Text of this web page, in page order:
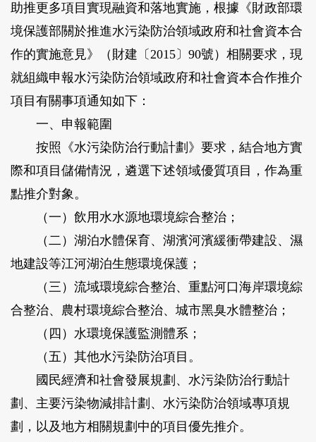
助推更多項目實現融資和落地實施，根據《財政部環
境保護部關於推進水污染防治領域政府和社會資本合
作的實施意見》（財建〔2015〕90號）相關要求，現
就組織申報水污染防治領域政府和社會資本合作推介
項目有關事項通知如下：
一、申報範圍
按照《水污染防治行動計劃》要求，結合地方實
際和項目儲備情況，遴選下述領域優質項目，作為重
點推介對象。
（一）飲用水水源地環境綜合整治；
（二）湖泊水體保育、湖濱河濱緩衝帶建設、濕
地建設等江河湖泊生態環境保護；
（三）流域環境綜合整治、重點河口海岸環境綜
合整治、農村環境綜合整治、城市黑臭水體整治；
（四）水環境保護監測體系；
（五）其他水污染防治項目。
國民經濟和社會發展規劃、水污染防治行動計
劃、主要污染物減排計劃、水污染防治領域專項規
劃，以及地方相關規劃中的項目優先推介。